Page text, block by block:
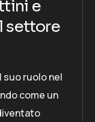
e
settore
suo ruolo nel
come un